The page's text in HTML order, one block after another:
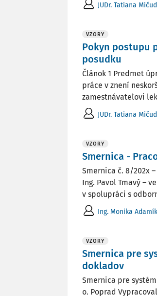
JUDr. Tatiana
VZORY
Pokyn postupu
posudku
Článok 1 Predmet
práce v znení
zamestnávateľovi
JUDr. Tatiana
VZORY
Smernica -
Smernica č. 8/202x
Ing. Pavol Tmavý –
v spolupráci s
Ing. Monika
VZORY
Smernica pre
dokladov
Smernica pre
o. Poprad